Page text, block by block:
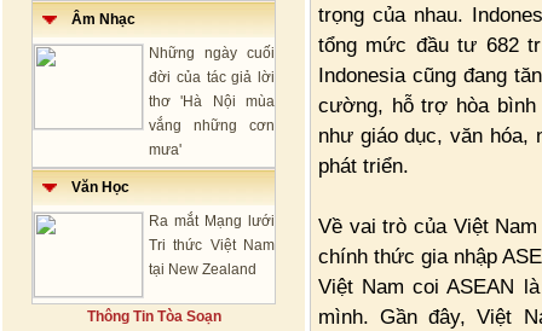
Âm Nhạc
Những ngày cuối
đời của tác giả lời
thơ 'Hà Nội mùa
vắng những cơn
mưa'
Văn Học
Ra mắt Mạng lưới
Tri thức Việt Nam
tại New Zealand
Thông Tin Tòa Soạn
trọng của nhau.
tổng mức đầu tư 682
Indonesia cũng đang
cường, hỗ trợ hòa
như giáo dục, văn hóa,
phát triển.
Về vai trò của Việt
chính thức gia nhập
Việt Nam coi ASEAN
mình. Gần đây, Việt